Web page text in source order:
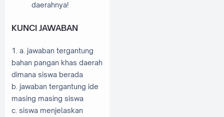
daerahnya!
KUNCI JAWABAN
1. a. jawaban tergantung
bahan pangan khas daerah
dimana siswa berada
b. jawaban tergantung ide
masing masing siswa
c. siswa menjelaskan